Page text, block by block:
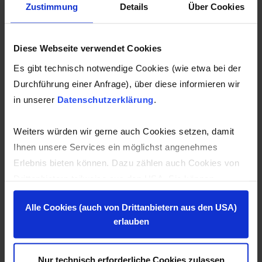
Zustimmung Details Über Cookies
Diese Webseite verwendet Cookies
Es gibt technisch notwendige Cookies (wie etwa bei der
Durchführung einer Anfrage), über diese informieren wir
in unserer Datenschutzerklärung
Weiters würden wir gerne auch Cookies setzen, damit
Ihnen unsere Services ein möglichst angenehmes
Erlebnis bieten können. Dazu zählen auch Cookies von
entweder alle Cookies akzeptieren und diese in der
Zukunft jederzeit widerrufen oder der Verwendung von
Cookies, die nicht technisch erforderlich sind,
widersprechen.
Alle Cookies (auch von Drittanbietern aus den USA)
erlauben
Nur technisch erforderliche Cookies zulassen
WEITER INFORMATIONEN AUF IVECO-
ÖSTERREICH
IVECO Reparatur mit Expertise und
Leidenschaft
Seite. Wir verfügen über das neueste technische Know-
how und die modernsten Werkzeuge, um Ihr IVECO
Fahrzeug schnell und effizient wieder auf die Straße zu